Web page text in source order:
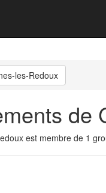
les-Redoux
de
est membre de 1